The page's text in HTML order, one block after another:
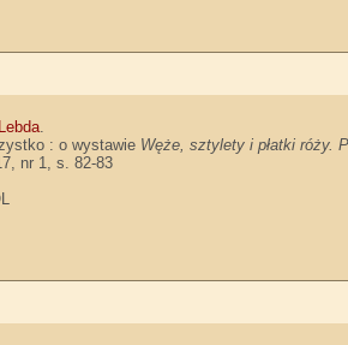
Lebda.
: o wystawie Węże, sztylety i płatki róży.
nr 1, s. 82-83